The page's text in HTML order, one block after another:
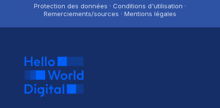
Protection des données · Conditions d'utilisation ·
Remerciements/sources · Mentions légales